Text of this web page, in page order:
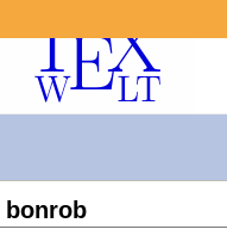
bonrob